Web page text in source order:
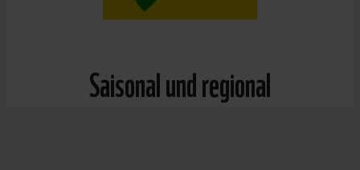
Saisonal und regional